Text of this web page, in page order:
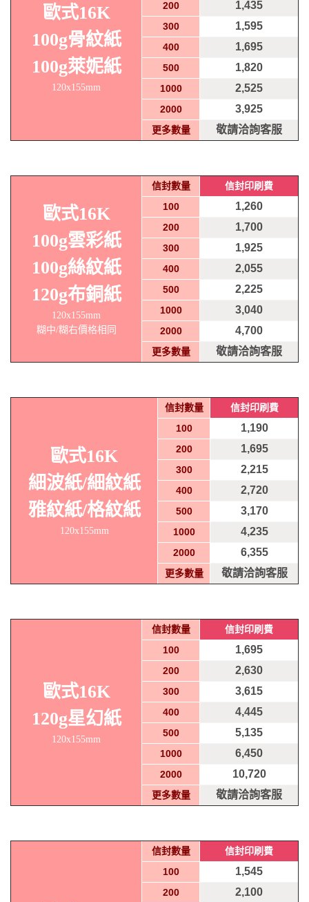
歐式16K
100g骨紋紙
100g萊妮紙
120x155mm
200 1,435
300 1,595
400 1,695
500 1,820
1000 2,525
2000 3,925
更多數量 敬請洽詢客服
歐式16K
100g雲彩紙
100g絲紋紙
120g布銅紙
120x155mm
糊中/糊右價格相同
信封數量
信封印刷費
100
1,260
200 1,700
300 1,925
400 2,055
500 2,225
1000 3,040
2000 4,700
更多數量 敬請洽詢客服
歐式16K
細波紙/細紋紙
雅紋紙/格紋紙
120x155mm
信封數量
信封印刷費
100
1,190
200 1,695
300 2,215
400 2,720
500 3,170
1000 4,235
2000 6,355
更多數量 敬請洽詢客服
歐式16K
120g星幻紙
120x155mm
信封數量
信封印刷費
100
1,695
200 2,630
300 3,615
400 4,445
500 5,135
1000 6,450
2000 10,720
更多數量 敬請洽詢客服
信封數量
信封印刷費
100
1,545
200 2,100